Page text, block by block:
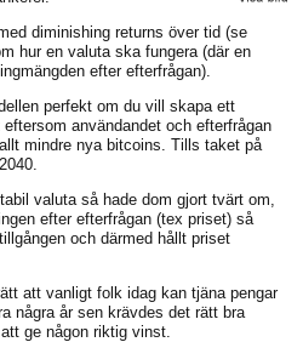
diminishing returns över tid (se
hur en valuta ska fungera (där en
efter efterfrågan).
perfekt om du vill skapa ett
användandet och efterfrågan
mindre nya bitcoins. Tills taket på
valuta så hade dom gjort tvärt om,
efter efterfrågan (tex priset) så
och därmed hållt priset
att vanligt folk idag kan tjäna pengar
några år sen krävdes det rätt bra
ge någon riktig vinst.